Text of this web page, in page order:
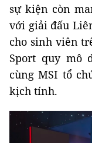
sự kiện còn
với giải đấu
cho sinh viên
Sport quy mô
cùng MSI tổ
kịch tính.